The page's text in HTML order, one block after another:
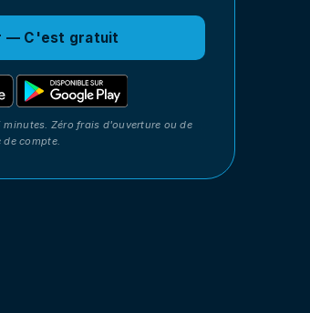
— C'est gratuit
Zéro frais d'ouverture ou de
de compte.